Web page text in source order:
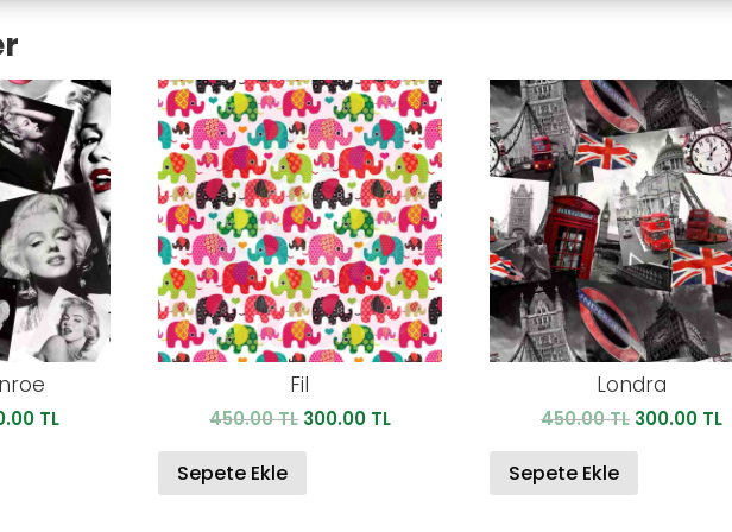
TLŞu
Fil
450.00TL Orijinal
300.00 TLŞu
Sepete Ekle
Londra
450.00TL Orijinal
300.00 TLŞu
Sepete Ekle